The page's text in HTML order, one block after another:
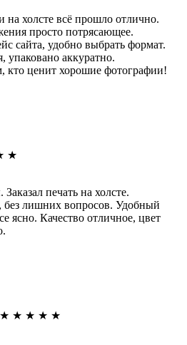
на холсте всё прошло отлично.
просто потрясающее.
сайта, удобно выбрать формат.
упаковано аккуратно.
кто ценит хорошие фотографии!
★
печать на холсте.
без лишних вопросов. Удобный
ясно. Качество отличное, цвет
★ ★ ★ ★ ★